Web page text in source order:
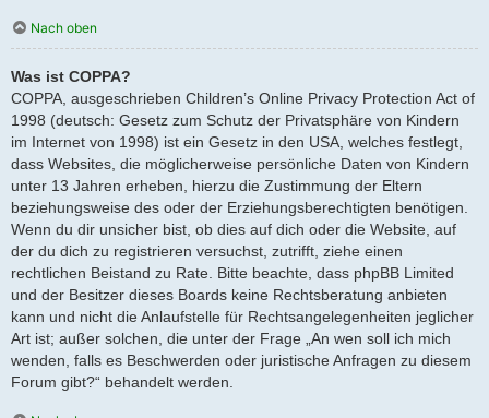
Nach oben
Was ist COPPA?
COPPA, ausgeschrieben Children’s Online Privacy Protection Act of
1998 (deutsch: Gesetz zum Schutz der Privatsphäre von Kindern
im Internet von 1998) ist ein Gesetz in den USA, welches festlegt,
dass Websites, die möglicherweise persönliche Daten von Kindern
unter 13 Jahren erheben, hierzu die Zustimmung der Eltern
beziehungsweise des oder der Erziehungsberechtigten benötigen.
Wenn du dir unsicher bist, ob dies auf dich oder die Website, auf
der du dich zu registrieren versuchst, zutrifft, ziehe einen
rechtlichen Beistand zu Rate. Bitte beachte, dass phpBB Limited
und der Besitzer dieses Boards keine Rechtsberatung anbieten
kann und nicht die Anlaufstelle für Rechtsangelegenheiten jeglicher
Art ist; außer solchen, die unter der Frage „An wen soll ich mich
wenden, falls es Beschwerden oder juristische Anfragen zu diesem
Forum gibt?“ behandelt werden.